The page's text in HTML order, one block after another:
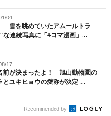
04
雪を眺めていたアムールトラ
な連続写真に「4コマ漫画」...
17
前が決まったよ！ 旭山動物園の
とユキヒョウの愛称が決定 ...
Recommended by